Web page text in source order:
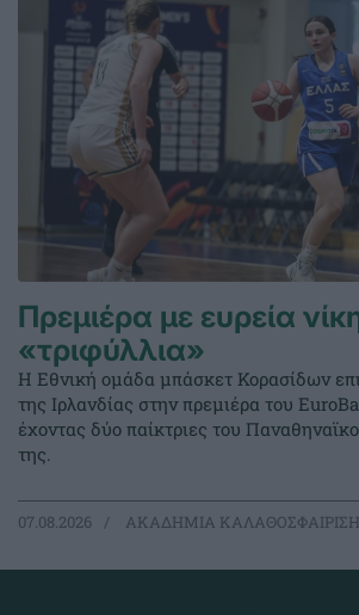
Πρεμιέρα με ευρεία
«τριφύλλια»
Η Εθνική ομάδα μπάσκετ Κορασίδων
της Ιρλανδίας στην πρεμιέρα του
έχοντας δύο παίκτριες του
της.
07.08.2026 ΑΚΑΔΗΜΙΑ